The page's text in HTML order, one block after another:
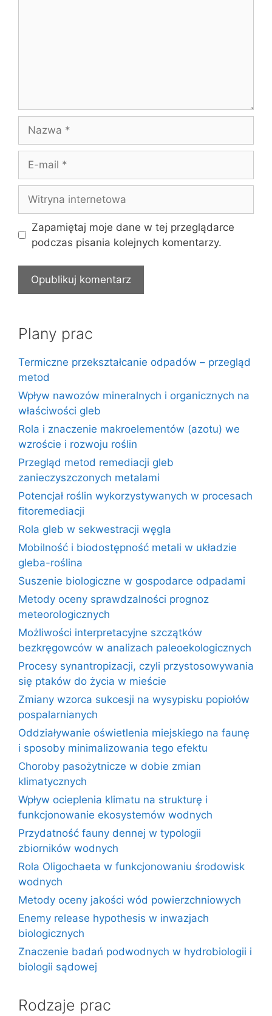
mail
internetowa
Zapamiętaj moje dane w tej przeglądarce
podczas pisania kolejnych komentarzy.
Plany prac
Termiczne przekształcanie odpadów – przegląd
metod
Wpływ nawozów mineralnych i organicznych na
właściwości gleb
Rola i znaczenie makroelementów (azotu) we
wzroście i rozwoju roślin
Przegląd metod remediacji gleb
zanieczyszczonych metalami
Potencjał roślin wykorzystywanych w procesach
fitoremediacji
Rola gleb w sekwestracji węgla
Mobilność i biodostępność metali w układzie
gleba-roślina
Suszenie biologiczne w gospodarce odpadami
Metody oceny sprawdzalności prognoz
meteorologicznych
Możliwości interpretacyjne szczątków
bezkręgowców w analizach paleoekologicznych
Procesy synantropizacji, czyli przystosowywania
się ptaków do życia w mieście
Zmiany wzorca sukcesji na wysypisku popiołów
pospalarnianych
Oddziaływanie oświetlenia miejskiego na faunę
i sposoby minimalizowania tego efektu
Choroby pasożytnicze w dobie zmian
klimatycznych
Wpływ ocieplenia klimatu na strukturę i
funkcjonowanie ekosystemów wodnych
Przydatność fauny dennej w typologii
zbiorników wodnych
Rola Oligochaeta w funkcjonowaniu środowisk
wodnych
Metody oceny jakości wód powierzchniowych
Enemy release hypothesis w inwazjach
biologicznych
Znaczenie badań podwodnych w hydrobiologii i
biologii sądowej
Rodzaje prac